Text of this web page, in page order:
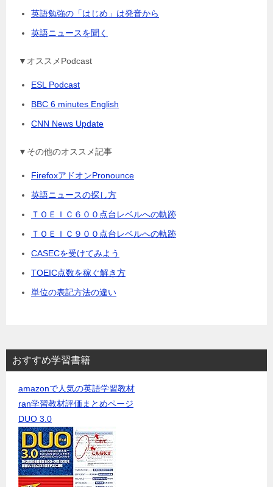
英語勉強の「はじめ」は発音から
英語ニュースを聞く
▼オススメPodcast
ESL Podcast
BBC 6 minutes English
CNN News Update
▼その他のオススメ記事
FirefoxアドオンPronounce
英語ニュースの探し方
ＴＯＥＩＣ６００点台レベルへの軌跡
ＴＯＥＩＣ９００点台レベルへの軌跡
CASECを受けてみよう
TOEIC点数を稼ぐ解き方
単位の表記方法の違い
おすすめ学習書籍
amazonで人気の英語学習教材
ran学習教材評価まとめページ
DUO 3.0